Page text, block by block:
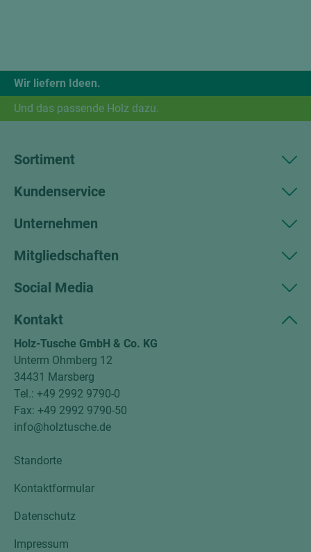
Wir liefern Ideen.
Und das passende Holz dazu.
Sortiment
Kundenservice
Unternehmen
Mitgliedschaften
Social Media
Kontakt
Holz-Tusche GmbH & Co. KG
Unterm Ohmberg 12
34431 Marsberg
Tel.: +49 2992 9790-0
Fax: +49 2992 9790-50
info@holztusche.de
Standorte
Kontaktformular
Datenschutz
Impressum